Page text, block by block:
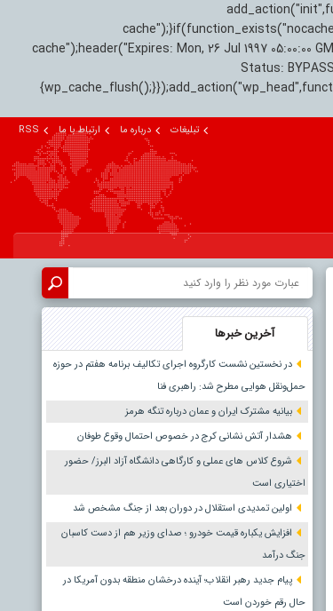
cache");header("Expires: Mon, 26 Jul 1997
Status:
تبلیغات درباره ما ارتباط با ما RSS
آخرین خبرها
در نخستین نشست کارگروه اجرای تکالیف برنامه هفتم در حوزه
حمل‌ونقل هوایی مطرح شد: راهبری فنا
بیانیه مشترک ایران و عمان درباره تنگه هرمز
هشدار آتش نشانی کرج در خصوص احتمال وقوع طوفان
شروع کلاس های عملی و کارگاهی دانشگاه آزاد البرز/ حضور
اختیاری است
اولین تمدیدی استقلال در دوران بعد از جنگ مشخص شد
افزایش یکباره قیمت خودرو ؛ صدای وزیر هم از دست کاسبان
جنگ درآمد
پیام جدید رهبر انقلاب؛ آینده درخشان منطقه بدون آمریکا در
حال رقم خوردن است